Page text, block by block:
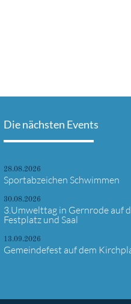
Die nächsten Events
28.08.2026
Sportabzeichen Schwimmen
30.08.2026
3.Umwelttag in Gernrode auf
Festplatz und Saal
13.09.2026
Gemeindefest auf dem